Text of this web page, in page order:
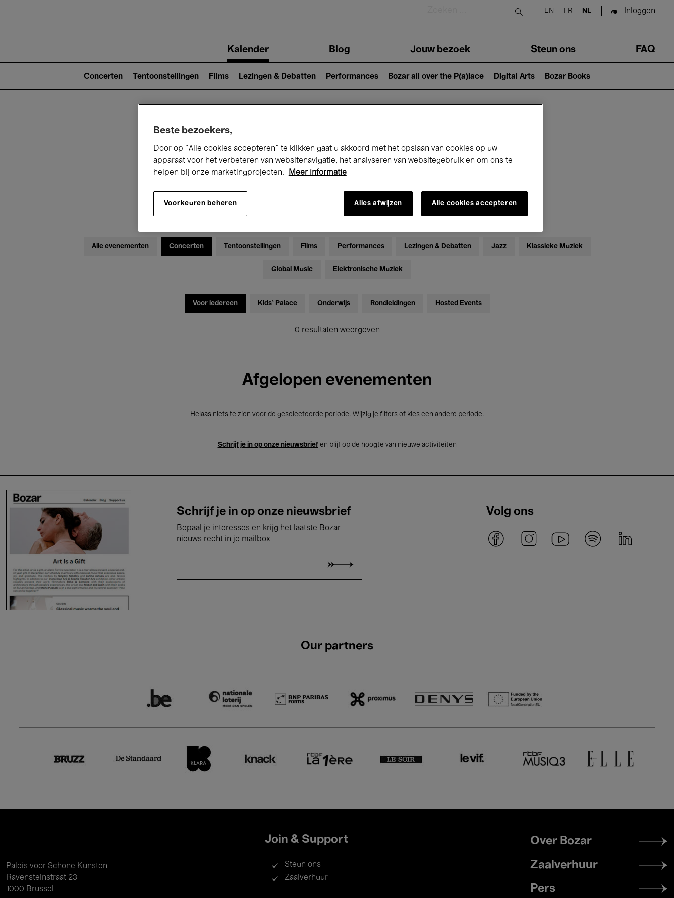
Submit search
EN FR NL Inloggen
navigationKalender Blog Jouw bezoek Steun ons FAQ
2)
Concerten Tentoonstellingen Films Lezingen & Debatten Performances Bozar all over the P(a)lace Digital Arts Bozar Books
Nu bij Bozar
Vrijdag 10 - Zaterdag 18 April 2026
Alle evenementen Concerten Tentoonstellingen Films Performances Lezingen & Debatten Jazz Klassieke Muziek
Global Music Elektronische Muziek
Voor iedereen Kids’ Palace Onderwijs Rondleidingen Hosted Events
0 resultaten weergeven
Afgelopen evenementen
Helaas niets te zien voor de geselecteerde periode. Wijzig je filters of kies een andere periode.
Schrijf je in op onze nieuwsbriefen blijf op de hoogte van nieuwe activiteiten
Schrijf je in op onze nieuwsbrief
Bepaal je interesses en krijg het laatste Bozar
nieuws recht in je mailbox
Volg ons
Our partners
Paleis voor Schone Kunsten
Ravensteinstraat 23
1000 Brussel
Join & Support
Steun ons
Zaalverhuur
Footer
menu
Over Bozar
Zaalverhuur
Pers
Beste bezoekers,
Door op “Alle cookies accepteren” te klikken gaat u akkoord met het opslaan van cookies op uw
apparaat voor het verbeteren van websitenavigatie, het analyseren van websitegebruik en om ons te
helpen bij onze marketingprojecten.
Meer informatie
Voorkeuren beheren Alles afwijzen Alle cookies accepteren